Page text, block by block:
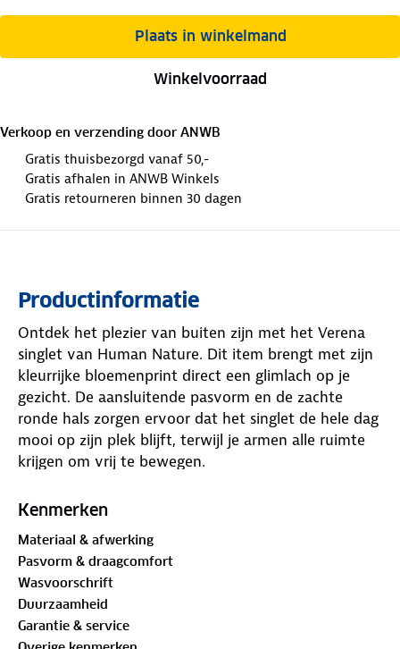
Plaats in winkelmand
Winkelvoorraad
Verkoop en verzending door ANWB
Gratis thuisbezorgd vanaf 50,-
Gratis afhalen in ANWB Winkels
Gratis retourneren binnen 30 dagen
Productinformatie
Ontdek het plezier van buiten zijn met het Verena
singlet van Human Nature. Dit item brengt met zijn
kleurrijke bloemenprint direct een glimlach op je
gezicht. De aansluitende pasvorm en de zachte
ronde hals zorgen ervoor dat het singlet de hele dag
mooi op zijn plek blijft, terwijl je armen alle ruimte
krijgen om vrij te bewegen.
Dit kledingstuk is gemaakt van
Organic Textile Standard, een wereldwijd erkende
norm voor biologische vezels. Zo ga je met een extra
goed gevoel op pad.
Materiaal
Kenmerken
Materiaal & afwerking
Pasvorm & draagcomfort
Wasvoorschrift
Duurzaamheid
Garantie & service